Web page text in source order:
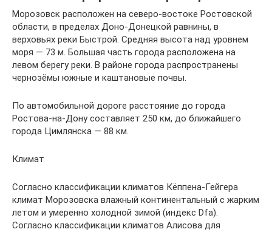
Морозовск расположен на северо-востоке Ростовской
области, в пределах Доно-Донецкой равнины, в
верховьях реки Быстрой. Средняя высота над уровнем
моря — 73 м. Большая часть города расположена на
левом берегу реки. В районе города распространены
чернозёмы южные и каштановые почвы.
По автомобильной дороге расстояние до города
Ростова-на-Дону составляет 250 км, до ближайшего
города Цимлянска — 88 км.
Климат
Согласно классификации климатов Кёппена-Гейгера
климат Морозовска влажный континентальный с жарким
летом и умеренно холодной зимой (индекс Dfa).
Согласно классификации климатов Алисова для